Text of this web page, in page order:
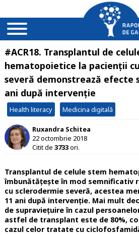
#ACR18. Transplantul de
hematopoietice la pacienții
severă demonstrează efecte
ani după intervenție
Health literacy Medicina digitală
Ruxandra Schitea
22 octombrie 2018
Citit de 3733ori.
Transplantul de celule stem
îmbunătățește în mod semnificativ
cu sclerodermie severă, acestea
11 ani după intervenție. Mai mult
de supraviețuire în cazul
astfel de transplant este de 80%,
cazul celor tratate cu